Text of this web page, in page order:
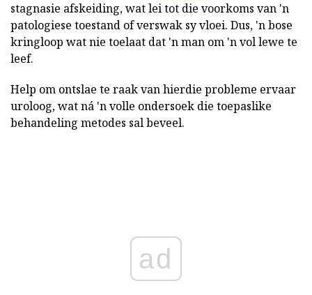
stagnasie afskeiding, wat lei tot die voorkoms van 'n
patologiese toestand of verswak sy vloei. Dus, 'n bose
kringloop wat nie toelaat dat 'n man om 'n vol lewe te
leef.
Help om ontslae te raak van hierdie probleme ervaar
uroloog, wat ná 'n volle ondersoek die toepaslike
behandeling metodes sal beveel.
ad